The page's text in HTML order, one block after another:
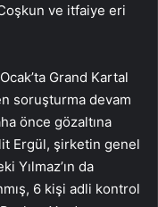
ve itfaiye eri
Grand Kartal
soruşturma devam
önce gözaltına
Ergül, şirketin genel
Yılmaz’ın da
6 kişi adli kontrol